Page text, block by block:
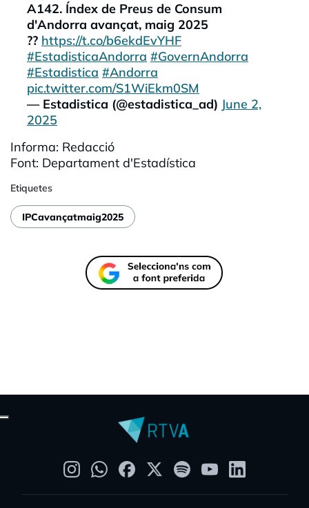
A142. Índex de Preus de Consum
d'Andorra avançat, maig 2025
?? https://t.co/b6ekdEvYHF
#EstadisticaAndorra #GovernAndorra
#Estadistica #Andorra
pic.twitter.com/S1WiEkm0SM
— Estadistica (@estadistica_ad) June 2,
2025
Informa: Redacció
Font: Departament d'Estadística
Etiquetes
IPCavançatmaig2025